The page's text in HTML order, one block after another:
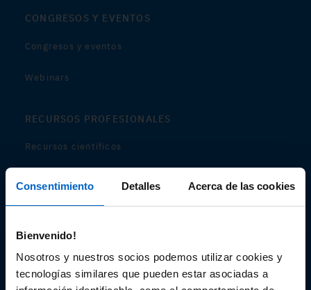
Consentimiento Detalles Acerca de las cookies
Bienvenido!
Nosotros y nuestros socios podemos utilizar cookies y
tecnologías similares que pueden estar asociadas a
CONGRESOS Y EVENTOS
Congresos y eventos
Webinars
RECURSOS PROFESIONALES
Recursos científicos
Audiovisual
Espacio de Información Médica